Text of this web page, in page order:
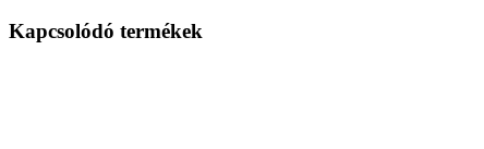
Kapcsolódó termékek